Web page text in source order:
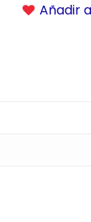
Añadir